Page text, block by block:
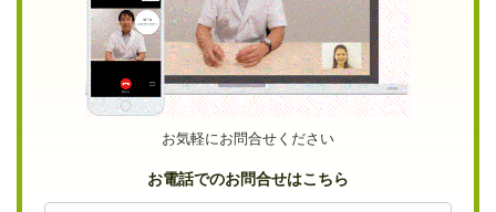
お気軽にお問合せください
お電話でのお問合せはこちら